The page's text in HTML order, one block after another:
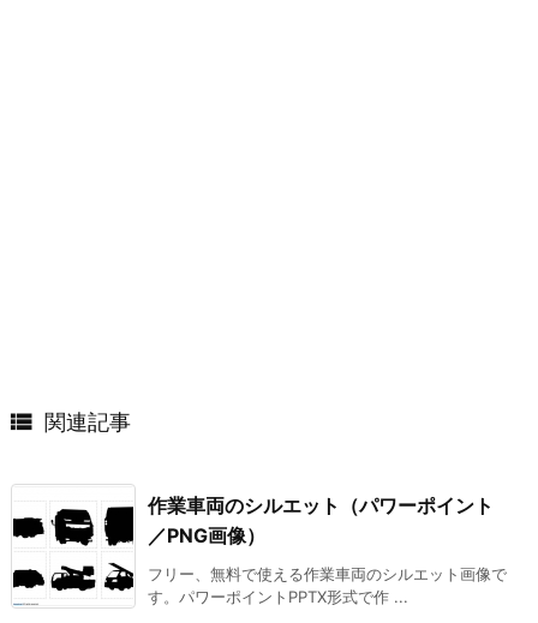
 関連記事
作業車両のシルエット（パワーポイント
／PNG画像）
フリー、無料で使える作業車両のシルエット画像で
す。パワーポイントPPTX形式で作 ...